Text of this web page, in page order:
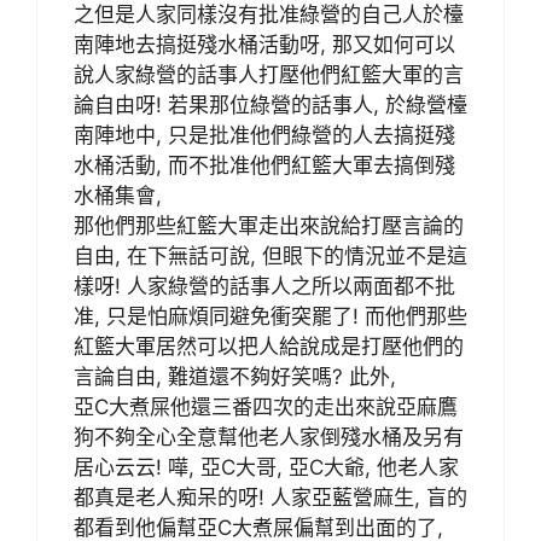
之但是人家同樣沒有批准綠營的自己人於檯
南陣地去搞挺殘水桶活動呀, 那又如何可以
說人家綠營的話事人打壓他們紅籃大軍的言
論自由呀! 若果那位綠營的話事人, 於綠營檯
南陣地中, 只是批准他們綠營的人去搞挺殘
水桶活動, 而不批准他們紅籃大軍去搞倒殘
水桶集會,
那他們那些紅籃大軍走出來說給打壓言論的
自由, 在下無話可說, 但眼下的情況並不是這
樣呀! 人家綠營的話事人之所以兩面都不批
准, 只是怕麻煩同避免衝突罷了! 而他們那些
紅籃大軍居然可以把人給說成是打壓他們的
言論自由, 難道還不夠好笑嗎? 此外,
亞C大煮屎他還三番四次的走出來說亞麻鷹
狗不夠全心全意幫他老人家倒殘水桶及另有
居心云云! 嘩, 亞C大哥, 亞C大爺, 他老人家
都真是老人痴呆的呀! 人家亞藍營麻生, 盲的
都看到他偏幫亞C大煮屎偏幫到出面的了,